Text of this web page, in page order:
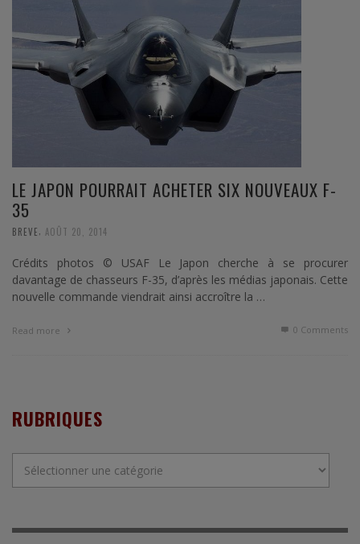
LE JAPON POURRAIT ACHETER SIX NOUVEAUX F-
35
BREVE, AOÛT 20, 2014
Crédits photos © USAF Le Japon cherche à se procurer
davantage de chasseurs F-35, d’après les médias japonais. Cette
nouvelle commande viendrait ainsi accroître la …
Read more 0 Comments
RUBRIQUES